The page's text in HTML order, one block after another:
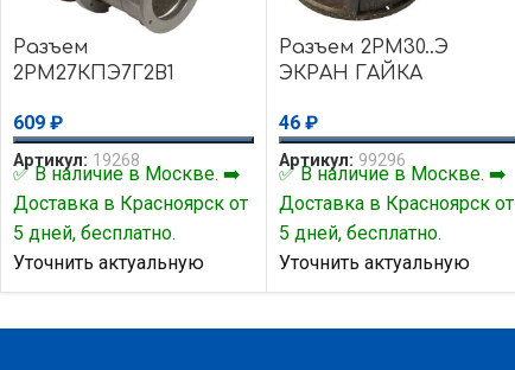
Разъем
2РМ27КПЭ7Г2В1
609 ₽
Артикул: 19268
✅ В наличие в Москве. ➡️
Доставка в Красноярск от
5 дней, бесплатно.
Уточнить актуальную
цену и наличие товара Вы
Разъем 2РМ30..Э
ЭКРАН ГАЙКА
46 ₽
Артикул: 99296
✅ В наличие в Москве. ➡️
Доставка в Красноярск от
5 дней, бесплатно.
Уточнить актуальную
цену и наличие товара Вы